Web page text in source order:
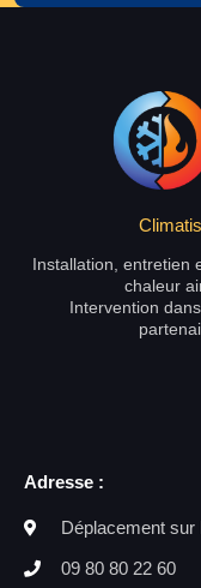
Installation, entretien
chaleur
Intervention
Adresse :
Déplacement sur
09 80 80 22 60